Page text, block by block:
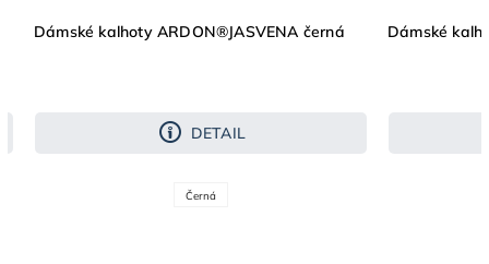
Dámské kalhoty ARDON®JASVENA černá
DETAIL
Černá
Dámské